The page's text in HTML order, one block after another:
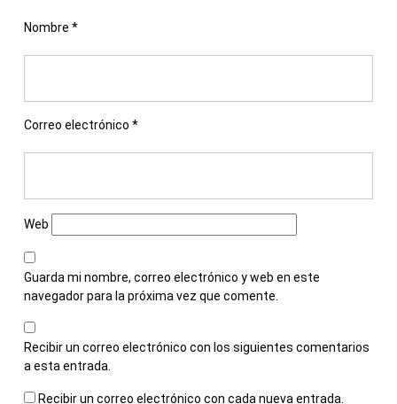
Nombre *
Correo electrónico *
Web
Guarda mi nombre, correo electrónico y web en este
navegador para la próxima vez que comente.
Recibir un correo electrónico con los siguientes comentarios
a esta entrada.
Recibir un correo electrónico con cada nueva entrada.